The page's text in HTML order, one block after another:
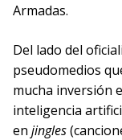
Armadas.
Del lado del
pseudomedios
mucha inversión
inteligencia
en jingles